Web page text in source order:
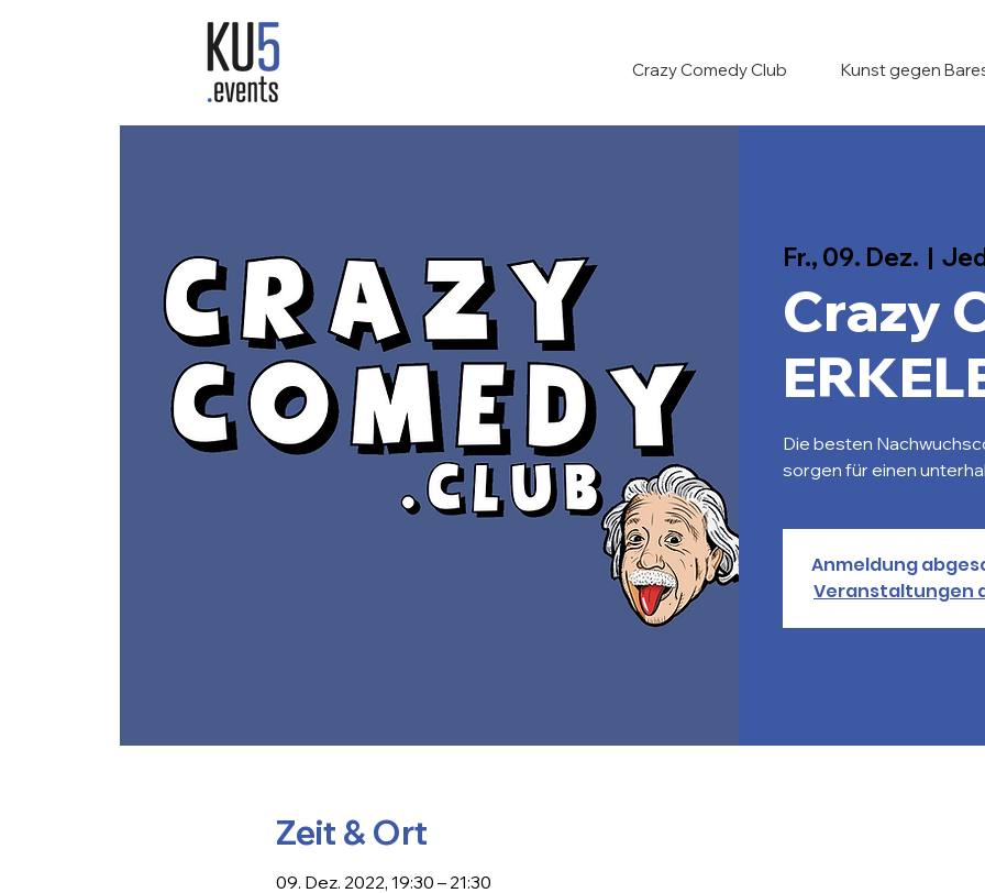
Crazy Comedy Club Kunst gegen
Fr., 09. Dez.
  |
Crazy
Die besten
sorgen für einen
Anmeldung
Veranstaltungen
Zeit & Ort
09. Dez. 2022, 19:30 – 21:30